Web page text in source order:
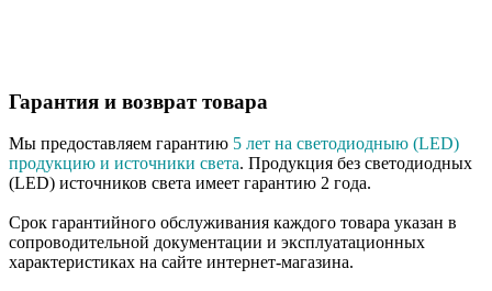
Гарантия и возврат товара
Мы предоставляем гарантию 5 лет на светодиодныю (LED)
продукцию и источники света. Продукция без светодиодных
(LED) источников света имеет гарантию 2 года.
Срок гарантийного обслуживания каждого товара указан в
сопроводительной документации и эксплуатационных
характеристиках на сайте интернет-магазина.